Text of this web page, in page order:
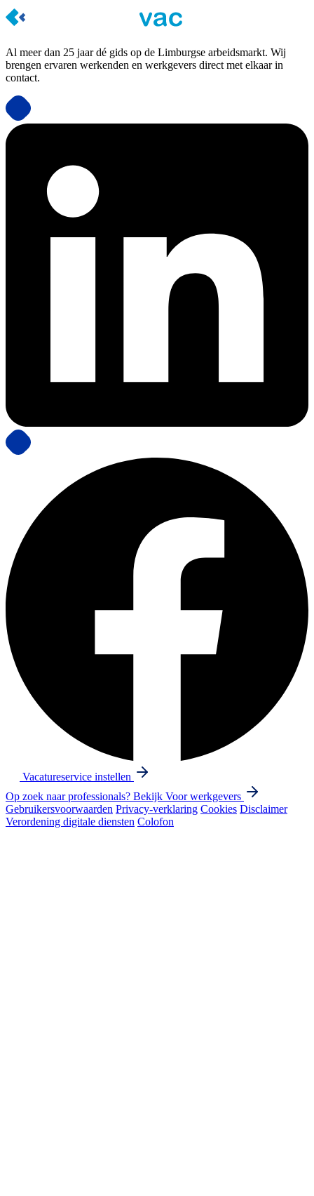
Al meer dan 25 jaar dé gids op de Limburgse arbeidsmarkt. Wij
brengen ervaren werkenden en werkgevers direct met elkaar in
contact.
Vacatureservice instellen
Op zoek naar professionals? Bekijk Voor werkgevers
Gebruikersvoorwaarden Privacy-verklaring Cookies Disclaimer
Verordening digitale diensten Colofon